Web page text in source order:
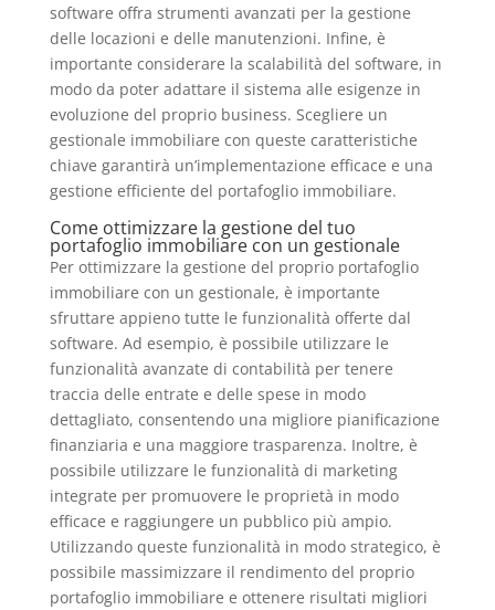
software offra strumenti avanzati per la gestione
delle locazioni e delle manutenzioni. Infine, è
importante considerare la scalabilità del software, in
modo da poter adattare il sistema alle esigenze in
evoluzione del proprio business. Scegliere un
gestionale immobiliare con queste caratteristiche
chiave garantirà un’implementazione efficace e una
gestione efficiente del portafoglio immobiliare.
Come ottimizzare la gestione del tuo
portafoglio immobiliare con un gestionale
Per ottimizzare la gestione del proprio portafoglio
immobiliare con un gestionale, è importante
sfruttare appieno tutte le funzionalità offerte dal
software. Ad esempio, è possibile utilizzare le
funzionalità avanzate di contabilità per tenere
traccia delle entrate e delle spese in modo
dettagliato, consentendo una migliore pianificazione
finanziaria e una maggiore trasparenza. Inoltre, è
possibile utilizzare le funzionalità di marketing
integrate per promuovere le proprietà in modo
efficace e raggiungere un pubblico più ampio.
Utilizzando queste funzionalità in modo strategico, è
possibile massimizzare il rendimento del proprio
portafoglio immobiliare e ottenere risultati migliori